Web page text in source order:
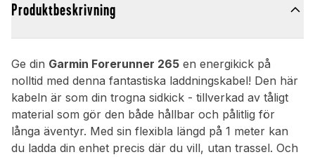
Produktbeskrivning
Ge din Garmin Forerunner 265 en energikick på
nolltid med denna fantastiska laddningskabel! Den här
kabeln är som din trogna sidkick - tillverkad av tåligt
material som gör den både hållbar och pålitlig för
långa äventyr. Med sin flexibla längd på 1 meter kan
du ladda din enhet precis där du vill, utan trassel. Och